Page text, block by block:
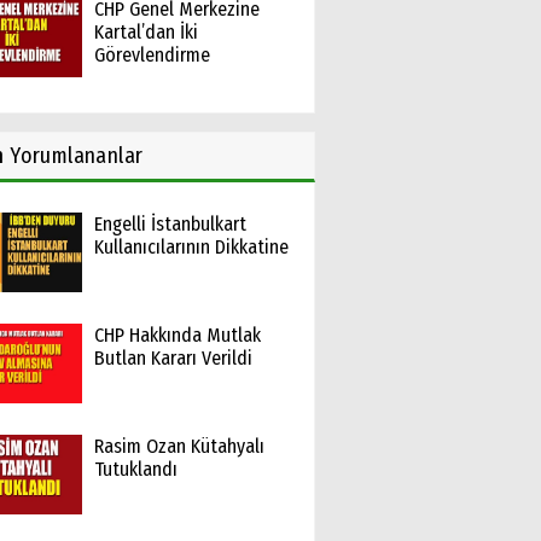
CHP Genel Merkezine
Kartal’dan İki
Görevlendirme
Yorumlananlar
Engelli İstanbulkart
Kullanıcılarının Dikkatine
CHP Hakkında Mutlak
Butlan Kararı Verildi
Rasim Ozan Kütahyalı
Tutuklandı